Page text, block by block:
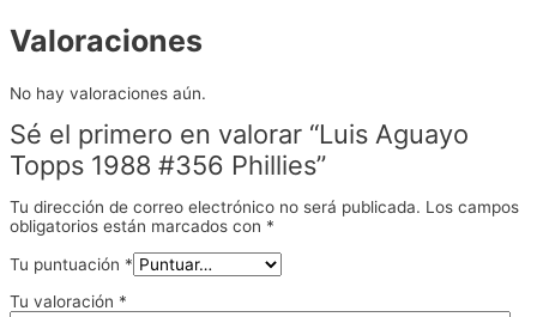
Valoraciones
No hay valoraciones aún.
Sé el primero en valorar “Luis Aguayo
Topps 1988 #356 Phillies”
Tu dirección de correo electrónico no será publicada. Los campos
obligatorios están marcados con *
Tu puntuación *
Tu valoración *